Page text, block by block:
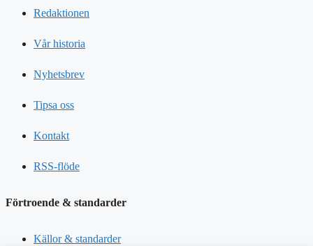
Redaktionen
Vår historia
Nyhetsbrev
Tipsa oss
Kontakt
RSS-flöde
Förtroende & standarder
Källor & standarder